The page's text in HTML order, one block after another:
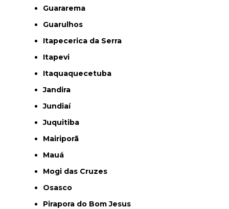
Guararema
Guarulhos
Itapecerica da Serra
Itapevi
Itaquaquecetuba
Jandira
Jundiaí
Juquitiba
Mairiporã
Mauá
Mogi das Cruzes
Osasco
Pirapora do Bom Jesus